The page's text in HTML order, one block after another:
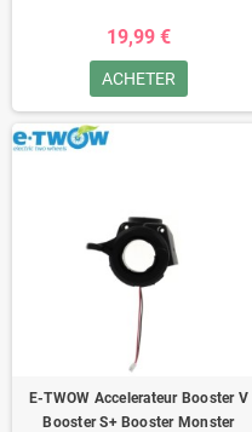
19,99 €
ACHETER
E-TWOW Accelerateur Booster V
Booster S+ Booster Monster